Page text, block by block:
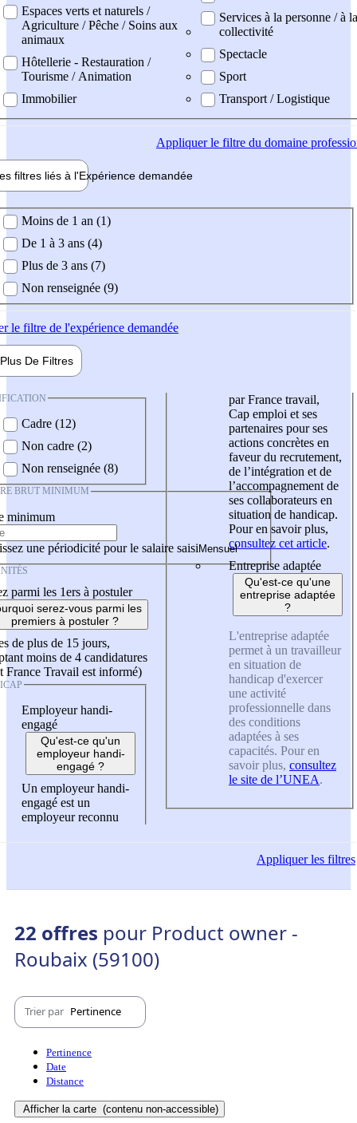
Espaces verts et naturels /
Agriculture / Pêche / Soins aux
animaux
Hôtellerie - Restauration /
Tourisme / Animation
Immobilier
Services à la personne / à la
collectivité
Spectacle
Sport
Transport / Logistique
Appliquerle filtre du domaine
filtres liés à l'Expérience demandée
demandée
Moins de 1 an (1)
De 1 à 3 ans (4)
Plus de 3 ans (7)
Non renseignée (9)
le filtre de l'expérience demandée
Plus De Filtres
Cadre (12)
Non cadre (2)
Non renseignée (8)
BRUT MINIMUM
minimum
une périodicité pour le salaire saisi
parmi les 1ers à postuler
serez-vous parmi les
premiers à postuler ?
de plus de 15 jours,
moins de 4 candidatures
France Travail est informé)
Employeur handi-
engagé
Qu'est-ce qu'un
employeur handi-
engagé ?
Un employeur handi-
engagé est un
employeur reconnu
par France travail,
Cap emploi et ses
partenaires pour ses
actions concrètes en
faveur du recrutement,
de l’intégration et de
l’accompagnement de
ses collaborateurs en
situation de handicap.
Pour en savoir plus,
consultez cet article.
Entreprise adaptée
Qu'est-ce qu'une
entreprise adaptée
?
L'entreprise adaptée
permet à un travailleur
en situation de
handicap d'exercer
une activité
professionnelle dans
des conditions
adaptées à ses
capacités. Pour en
savoir plus, consultez
le site de l’UNEA.
Appliquerles filtres
22 offres pour Product owner -
Roubaix (59100)
Trier par Pertinence
Pertinence
Date
Distance
Afficher la carte (contenu non-accessible)